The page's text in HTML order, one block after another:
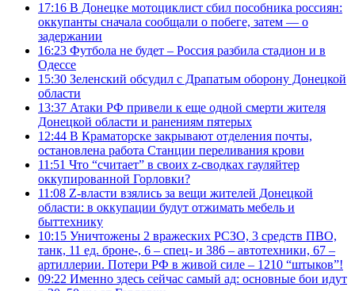
17:16 В Донецке мотоциклист сбил пособника россиян:
оккупанты сначала сообщали о побеге, затем — о
задержании
16:23 Футбола не будет – Россия разбила стадион и в
Одессе
15:30 Зеленский обсудил с Драпатым оборону Донецкой
области
13:37 Атаки РФ привели к еще одной смерти жителя
Донецкой области и ранениям пятерых
12:44 В Краматорске закрывают отделения почты,
остановлена работа Станции переливания крови
11:51 Что “считает” в своих z-сводках гауляйтер
оккупированной Горловки?
11:08 Z-власти взялись за вещи жителей Донецкой
области: в оккупации будут отжимать мебель и
быттехнику
10:15 Уничтожены 2 вражеских РСЗО, 3 средств ПВО,
танк, 11 ед. броне-, 6 – спец- и 386 – автотехники, 67 –
артиллерии. Потери РФ в живой силе – 1210 “штыков”!
09:22 Именно здесь сейчас самый ад: основные бои идут